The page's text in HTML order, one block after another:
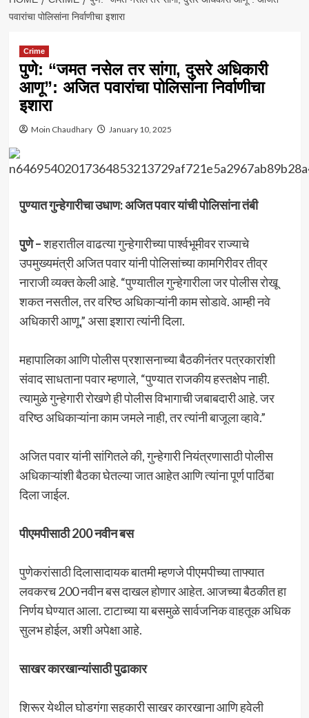
पवारांचा पोलिसांना निर्वाणीचा इशारा
Crime
पुणे: “जमत नसेल तर सांगा, दुसरे अधिकारी
आणू”: अजित पवारांचा पोलिसांना निर्वाणीचा
इशारा
Moin Chaudhary January 10, 2025
पुण्यात गुन्हेगारीचा उधाण: अजित पवार यांची पोलिसांना तंबी
पुणे –शहरातील वाढत्या गुन्हेगारीच्या पार्श्वभूमीवर राज्याचे
उपमुख्यमंत्री अजित पवार यांनी पोलिसांच्या कामगिरीवर तीव्र
नाराजी व्यक्त केली आहे. “पुण्यातील गुन्हेगारीला जर पोलीस रोखू
शकत नसतील, तर वरिष्ठ अधिकाऱ्यांनी काम सोडावे. आम्ही नवे
अधिकारी आणू,” असा इशारा त्यांनी दिला.
महापालिका आणि पोलीस प्रशासनाच्या बैठकीनंतर पत्रकारांशी
संवाद साधताना पवार म्हणाले, “पुण्यात राजकीय हस्तक्षेप नाही.
त्यामुळे गुन्हेगारी रोखणे ही पोलीस विभागाची जबाबदारी आहे. जर
वरिष्ठ अधिकाऱ्यांना काम जमले नाही, तर त्यांनी बाजूला व्हावे.”
अजित पवार यांनी सांगितले की, गुन्हेगारी नियंत्रणासाठी पोलीस
अधिकाऱ्यांशी बैठका घेतल्या जात आहेत आणि त्यांना पूर्ण पाठिंबा
दिला जाईल.
पीएमपीसाठी 200 नवीन बस
पुणेकरांसाठी दिलासादायक बातमी म्हणजे पीएमपीच्या ताफ्यात
लवकरच 200 नवीन बस दाखल होणार आहेत. आजच्या बैठकीत हा
निर्णय घेण्यात आला. टाटाच्या या बसमुळे सार्वजनिक वाहतूक अधिक
सुलभ होईल, अशी अपेक्षा आहे.
साखर कारखान्यांसाठी पुढाकार
शिरूर येथील घोडगंगा सहकारी साखर कारखाना आणि हवेली